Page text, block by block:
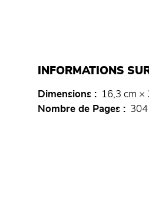
INFORMATIONS
Dimensions
16,3 cm ×
Nombre de Pages
304